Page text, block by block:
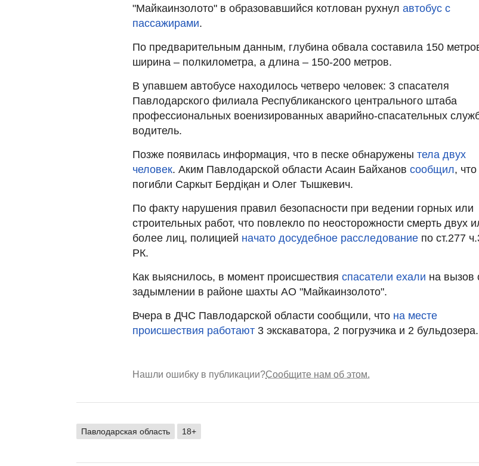
"Майкаинзолото" в образовавшийся котлован рухнул автобус с
пассажирами.
По предварительным данным, глубина обвала составила 150
ширина – полкилометра, а длина – 150-200 метров.
В упавшем автобусе находилось четверо человек: 3 спасателя
Павлодарского филиала Республиканского центрального штаба
профессиональных военизированных аварийно-спасательных
водитель.
Позже появилась информация, что в песке обнаружены тела двух
человек. Аким Павлодарской области Асаин Байханов сообщил, что
погибли Саркыт Бердіқан и Олег Тышкевич.
По факту нарушения правил безопасности при ведении горных или
строительных работ, что повлекло по неосторожности смерть двух
более лиц, полицией начато досудебное расследование по ст.277
РК.
Как выяснилось, в момент происшествия спасатели ехали на вызов
задымлении в районе шахты АО "Майкаинзолото".
Вчера в ДЧС Павлодарской области сообщили, что на месте
происшествия работают 3 экскаватора, 2 погрузчика и 2 бульдозера.
Нашли ошибку в публикации?Сообщите нам об этом.
Павлодарская область 18+